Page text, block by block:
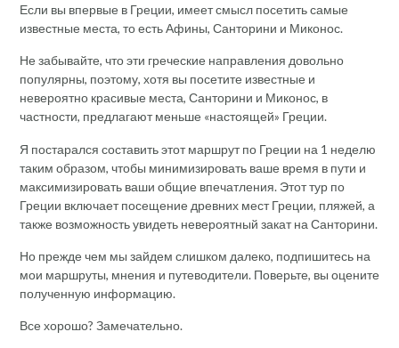
Если вы впервые в Греции, имеет смысл посетить самые
известные места, то есть Афины, Санторини и Миконос.
Не забывайте, что эти греческие направления довольно
популярны, поэтому, хотя вы посетите известные и
невероятно красивые места, Санторини и Миконос, в
частности, предлагают меньше «настоящей» Греции.
Я постарался составить этот маршрут по Греции на 1 неделю
таким образом, чтобы минимизировать ваше время в пути и
максимизировать ваши общие впечатления. Этот тур по
Греции включает посещение древних мест Греции, пляжей, а
также возможность увидеть невероятный закат на Санторини.
Но прежде чем мы зайдем слишком далеко, подпишитесь на
мои маршруты, мнения и путеводители. Поверьте, вы оцените
полученную информацию.
Все хорошо? Замечательно.